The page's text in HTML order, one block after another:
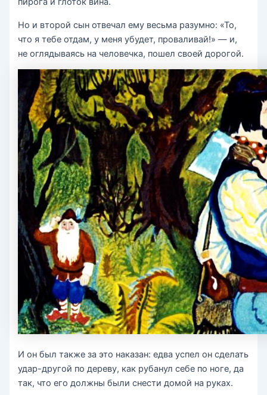
Но и второй сын отвечал ему весьма разумно: «То,
что я тебе отдам, у меня убудет, проваливай!» — и,
не оглядываясь на человечка, пошел своей дорогой.
И он был также за это наказан: едва успел он сделать
удар-другой по дереву, как рубанул себе по ноге, да
так, что его должны были снести домой на руках.